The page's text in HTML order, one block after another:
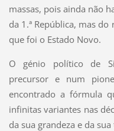
massas, pois ainda não
da 1.ª República, mas
que foi o Estado Novo.
O génio político de
precursor e num
encontrado a fórmula
infinitas variantes nas
da sua grandeza e da